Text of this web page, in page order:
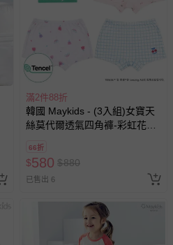
滿2件88折
韓國 Maykids - (3入組)女寶天
絲莫代爾透氣四角褲-彩虹花朵
66折
$580 $880
已售出 6